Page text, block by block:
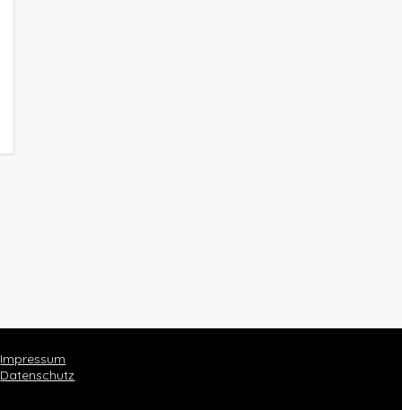
Impressum
Datenschutz